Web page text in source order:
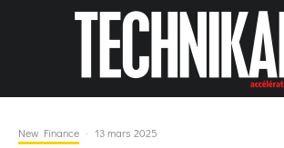
New Finance · 13 mars 2025